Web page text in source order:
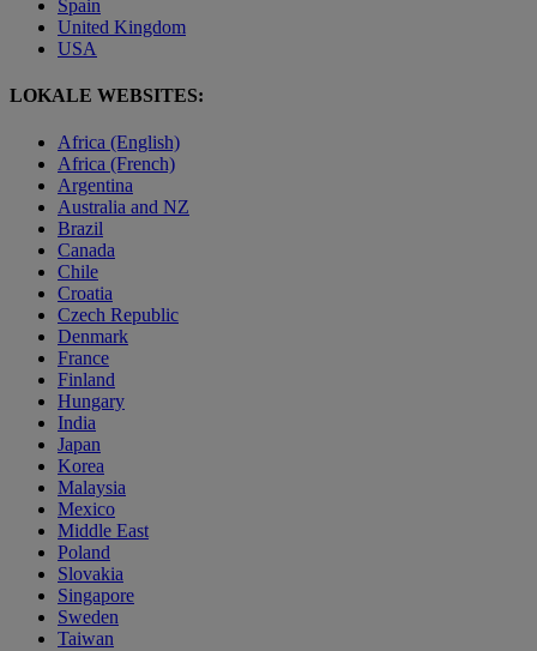
Spain
United Kingdom
USA
LOKALE WEBSITES:
Africa (English)
Africa (French)
Argentina
Australia and NZ
Brazil
Canada
Chile
Croatia
Czech Republic
Denmark
France
Finland
Hungary
India
Japan
Korea
Malaysia
Mexico
Middle East
Poland
Slovakia
Singapore
Sweden
Taiwan